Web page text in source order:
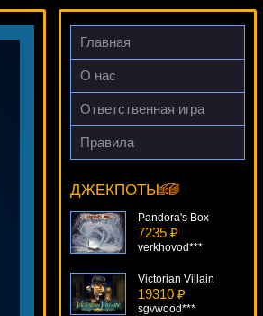
Главная
О нас
Ответственная игра
Правила
ДЖЕКПОТЫ
Black Gold
sgvwood***
Pandora's Box
7235 ₽
verkhovod***
Victorian Villain
19310 ₽
sgvwood***